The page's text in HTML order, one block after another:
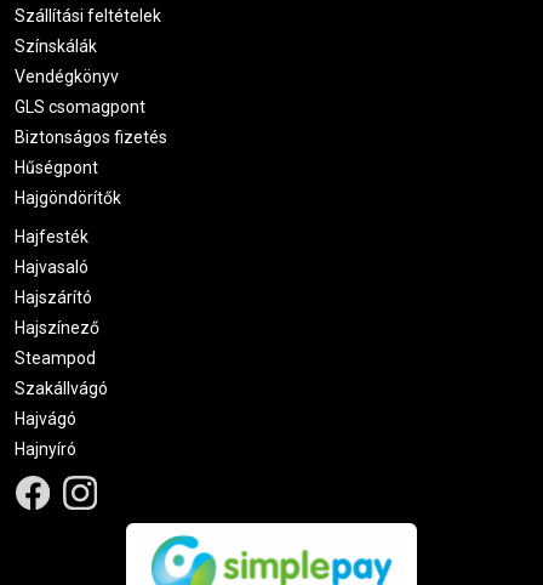
Szállítási feltételek
Színskálák
Vendégkönyv
GLS csomagpont
Biztonságos fizetés
Hűségpont
Hajgöndörítők
Hajfesték
Hajvasaló
Hajszárító
Hajszínező
Steampod
Szakállvágó
Hajvágó
Hajnyíró